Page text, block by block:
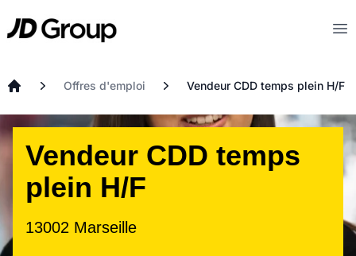
JD
Offres d'emploi Vendeur CDD temps plein H/F
Vendeur CDD temps
plein H/F
13002 Marseille